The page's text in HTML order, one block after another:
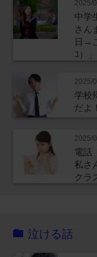
2025/
中学
さん
日→
ｺ）」
2025/
学校
だよ
2025/
電話
私さ
クラ
泣ける話